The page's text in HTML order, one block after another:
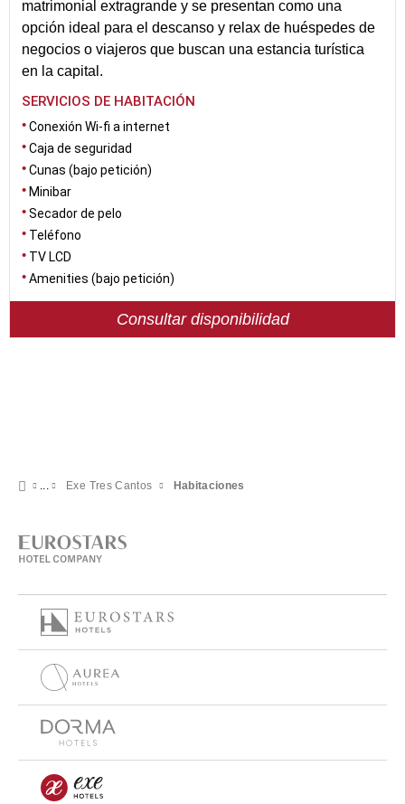
matrimonial extragrande y se presentan como una
opción ideal para el descanso y relax de huéspedes de
negocios o viajeros que buscan una estancia turística
en la capital.
SERVICIOS DE HABITACIÓN
Conexión Wi-fi a internet
Caja de seguridad
Cunas (bajo petición)
Minibar
Secador de pelo
Teléfono
TV LCD
Amenities (bajo petición)
Consultar disponibilidad
Exe Tres Cantos Habitaciones